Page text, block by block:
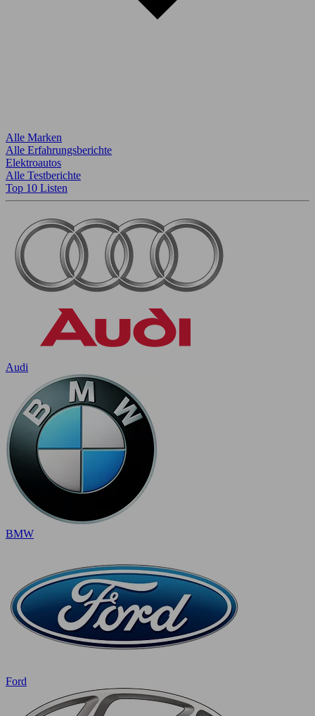
Alle Marken
Alle Erfahrungsberichte
Elektroautos
Alle Testberichte
Top 10 Listen
Audi
BMW
Ford